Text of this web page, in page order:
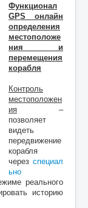
Функционал
GPS онлайн
определения
местоположе
ния и
перемещения
корабля
Контроль
местоположен
ия –
позволяет
видеть
передвижение
корабля
через специал
ьно
реального
историю